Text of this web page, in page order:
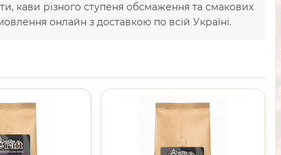
кави різного ступеня обсмаження та смакових
онлайн з доставкою по всій Україні.